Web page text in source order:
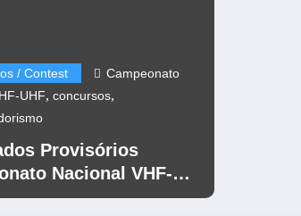
/ Contest
Campeonato
UHF, concursos,
Provisórios
Nacional VHF-